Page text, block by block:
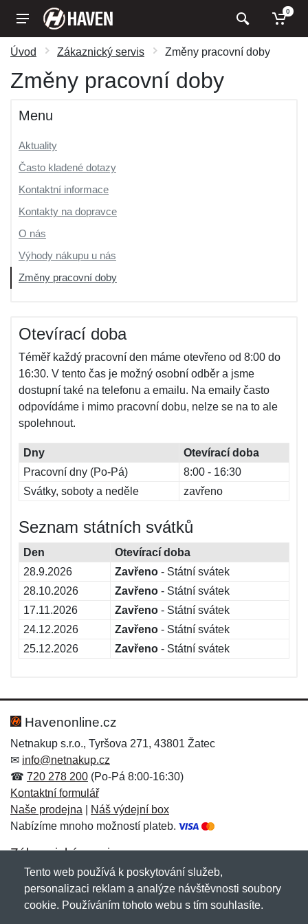
0
Úvod Zákaznický servis Změny pracovní doby
Změny pracovní doby
Menu
Aktuality
Často kladené dotazy
Kontaktní informace
Kontakty na dopravce
O nás
Výhody nákupu u nás
Změny pracovní doby
Otevírací doba
Téměř každý pracovní den máme otevřeno od 8:00 do
16:30. V tento čas je možný osobní odběr a jsme
dostupní také na telefonu a emailu. Na emaily často
odpovídáme i mimo pracovní dobu, nelze se na to ale
spolehnout.
Dny
Otevírací doba
Pracovní dny (Po-Pá)
8:00 - 16:30
Svátky, soboty a neděle
zavřeno
Seznam státních svátků
Den
Otevírací doba
28.9.2026
Zavřeno - Státní svátek
28.10.2026
Zavřeno - Státní svátek
17.11.2026
Zavřeno - Státní svátek
24.12.2026
Zavřeno - Státní svátek
25.12.2026
Zavřeno - Státní svátek
Havenonline.cz
Netnakup s.r.o., Tyršova 271, 43801 Žatec
✉ info@netnakup.cz
☎ 720 278 200 (Po-Pá 8:00-16:30)
Kontaktní formulář
Naše prodejna
Náš výdejní box
Nabízíme mnoho možností plateb.
Zákaznický servis
Novinky emailem
Tento web používá k poskytování služeb,
personalizaci reklam a analýze návštěvnosti soubory
cookie. Používáním tohoto webu s tím souhlasíte.